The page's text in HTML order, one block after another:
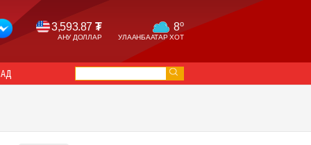
3,593.87 ₮
АНУ ДОЛЛАР
8o
УЛААНБААТАР ХОТ